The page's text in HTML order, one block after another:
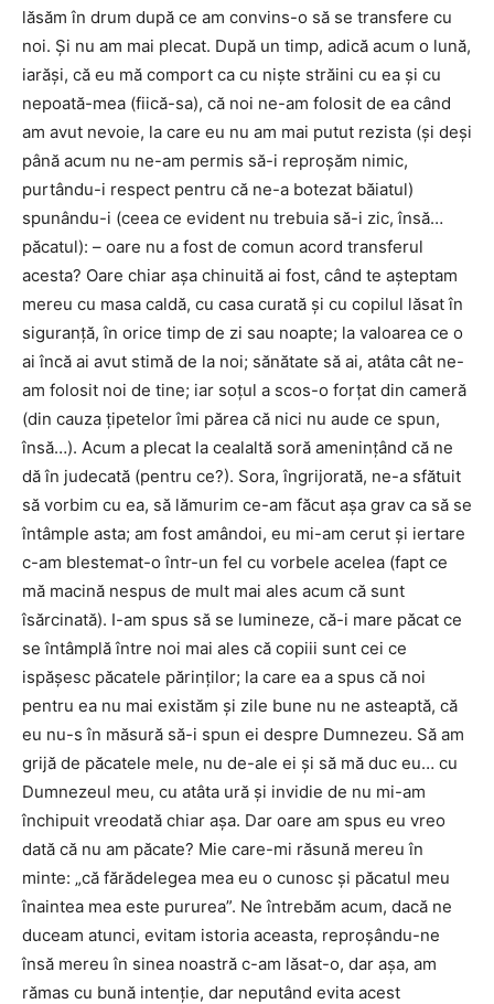
lăsăm în drum după ce am convins-o să se transfere cu
noi. Şi nu am mai plecat. După un timp, adică acum o lună,
iarăşi, că eu mă comport ca cu nişte străini cu ea şi cu
nepoată-mea (fiică-sa), că noi ne-am folosit de ea când
am avut nevoie, la care eu nu am mai putut rezista (şi deşi
până acum nu ne-am permis să-i reproşăm nimic,
purtându-i respect pentru că ne-a botezat băiatul)
spunându-i (ceea ce evident nu trebuia să-i zic, însă…
păcatul): – oare nu a fost de comun acord transferul
acesta? Oare chiar aşa chinuită ai fost, când te aşteptam
mereu cu masa caldă, cu casa curată şi cu copilul lăsat în
siguranţă, în orice timp de zi sau noapte; la valoarea ce o
ai încă ai avut stimă de la noi; sănătate să ai, atâta cât ne-
am folosit noi de tine; iar soţul a scos-o forţat din cameră
(din cauza ţipetelor îmi părea că nici nu aude ce spun,
însă…). Acum a plecat la cealaltă soră ameninţând că ne
dă în judecată (pentru ce?). Sora, îngrijorată, ne-a sfătuit
să vorbim cu ea, să lămurim ce-am făcut aşa grav ca să se
întâmple asta; am fost amândoi, eu mi-am cerut şi iertare
c-am blestemat-o într-un fel cu vorbele acelea (fapt ce
mă macină nespus de mult mai ales acum că sunt
îsărcinată). I-am spus să se lumineze, că-i mare păcat ce
se întâmplă între noi mai ales că copiii sunt cei ce
ispăşesc păcatele părinţilor; la care ea a spus că noi
pentru ea nu mai existăm şi zile bune nu ne asteaptă, că
eu nu-s în măsură să-i spun ei despre Dumnezeu. Să am
grijă de păcatele mele, nu de-ale ei şi să mă duc eu… cu
Dumnezeul meu, cu atâta ură şi invidie de nu mi-am
închipuit vreodată chiar aşa. Dar oare am spus eu vreo
dată că nu am păcate? Mie care-mi răsună mereu în
minte: „că fărădelegea mea eu o cunosc şi păcatul meu
înaintea mea este pururea”. Ne întrebăm acum, dacă ne
duceam atunci, evitam istoria aceasta, reproşându-ne
însă mereu în sinea noastră c-am lăsat-o, dar aşa, am
rămas cu bună intenţie, dar neputând evita acest